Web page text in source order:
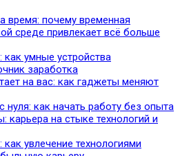
время: почему временная
среде привлекает всё больше
умные устройства
заработка
на вас: как гаджеты меняют
нуля: как начать работу без опыта
на стыке технологий и
увлечение технологиями